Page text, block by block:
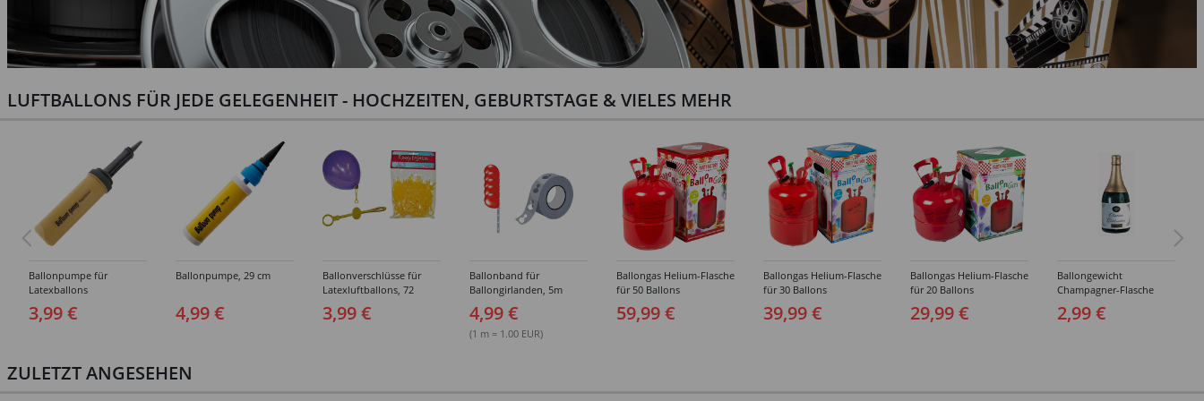
LUFTBALLONS FÜR JEDE GELEGENHEIT - HOCHZEITEN, GEBURTSTAGE & VIELES MEHR
Ballonpumpe für
Latexballons
3,99 €
Ballonpumpe, 29 cm
4,99 €
Ballonverschlüsse für
Latexluftballons, 72
Stück
3,99 €
Ballonband für
Ballongirlanden, 5m
Deko-Band aus PVC
4,99 €
(1 m = 1.00 EUR)
Ballongas Helium-Flasche
für 50 Ballons
59,99 €
Ballongas Helium-Flasche
für 30 Ballons
39,99 €
Ballongas Helium-Flasche
für 20 Ballons
29,99 €
Ballongewicht
Champagner-Flasche
2,99 €
ZULETZT ANGESEHEN